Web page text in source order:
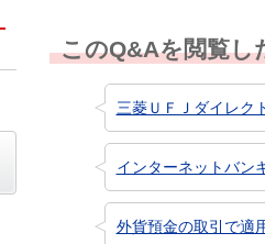
このQ&Aを閲覧し
三菱ＵＦＪダイレク
インターネットバン
外貨預金の取引で適